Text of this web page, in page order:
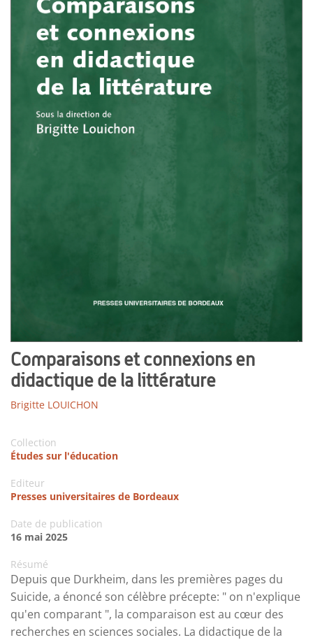
Comparaisons et connexions en
didactique de la littérature
Brigitte LOUICHON
Collection
Études sur l'éducation
Editeur
Presses universitaires de Bordeaux
Date de publication
16 mai 2025
Résumé
Depuis que Durkheim, dans les premières pages du
Suicide, a énoncé son célèbre précepte: " on n'explique
qu'en comparant ", la comparaison est au cœur des
recherches en sciences sociales. La didactique de la